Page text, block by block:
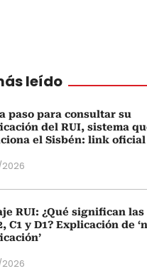
leído
paso para consultar su
del RUI, sistema
el Sisbén: link oficial
RUI: ¿Qué significan
C1 y D1? Explicación de